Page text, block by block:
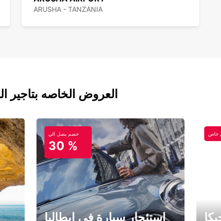
ARUSHA - TANZANIA
العروض الخاصه بتاجير
خصم يصل الي
30 %
استئجار سيارة في إيطاليا
خاص